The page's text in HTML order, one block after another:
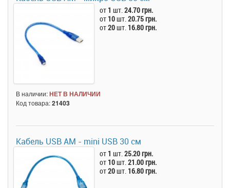
от 1 шт.24.70 грн.
от 10шт.20.75 грн.
от20шт. 16.80 грн.
В наличии:НЕТ В НАЛИЧИИ
Код товара:21403
Кабель USB AM - mini USB 30 см
от 1 шт.25.20 грн.
от 10шт.21.00 грн.
от20шт. 16.80 грн.